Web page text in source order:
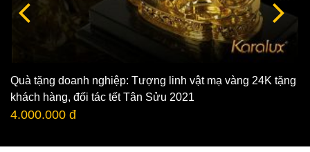
Quà tặng doanh nghiệp: Tượng linh vật mạ vàng 24K tặng
khách hàng, đối tác tết Tân Sửu 2021
4.000.000 đ